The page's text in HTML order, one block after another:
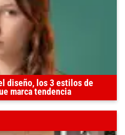
diseño, los 3 estilos de
marca tendencia